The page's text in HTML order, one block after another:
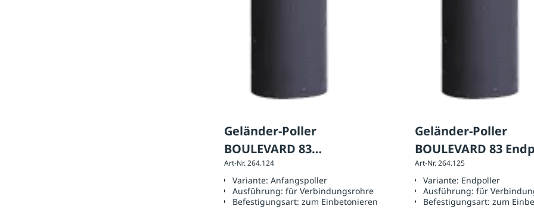
Geländer-Poller
BOULEVARD 83
Anfangspoller für
Verbindungsrohre
Art-Nr. 264.124
Variante: Anfangspoller
Ausführung: für Verbindungsrohre
Befestigungsart: zum Einbetonieren
Geländer-Poller
BOULEVARD 83
für
Art-Nr. 264.125
Variante: Endpoller
Ausführung:für
Befestigungsart:zum